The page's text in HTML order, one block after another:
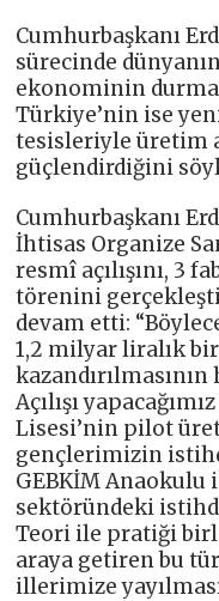
Cumhurbaşkanı
sürecinde
ekonominin
Türkiye’nin ise
tesisleriyle üretim
güçlendirdiğini
Cumhurbaşkanı
İhtisas Organize
resmî açılışını, 3
törenini
devam etti:
1,2 milyar liralık bir
Açılışı
Lisesi’nin pilot
gençlerimizin
GEBKİM Anaokulu
sektöründeki
Teori ile pratiği
araya getiren bu
illerimize